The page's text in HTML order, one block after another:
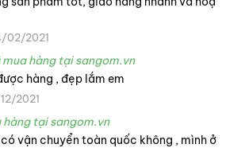
02/2021
mua hàng tại sangom.vn
hàng , đẹp lắm em
2021
hàng tại sangom.vn
có vận chuyển toàn quốc không , mình ở